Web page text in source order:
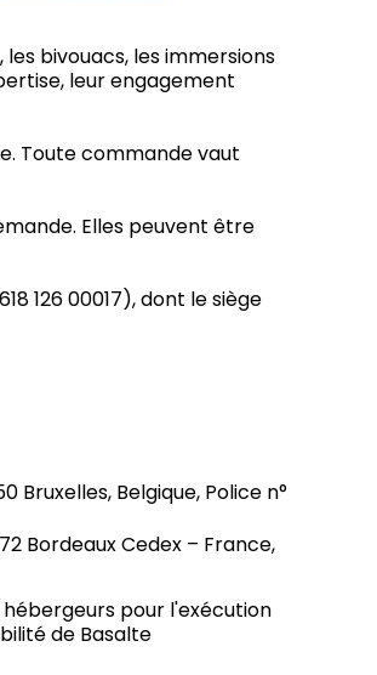
bivouacs, les immersions
leur engagement
Toute commande vaut
Elles peuvent être
126 00017), dont le siège
Bruxelles, Belgique, Police n°
Bordeaux Cedex – France,
pour l'exécution
de Basalte